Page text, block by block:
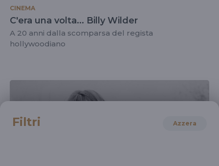
CINEMA
C'era una volta... Billy Wilder
A 20 anni dalla scomparsa del regista
hollywoodiano
Filtri Azzera